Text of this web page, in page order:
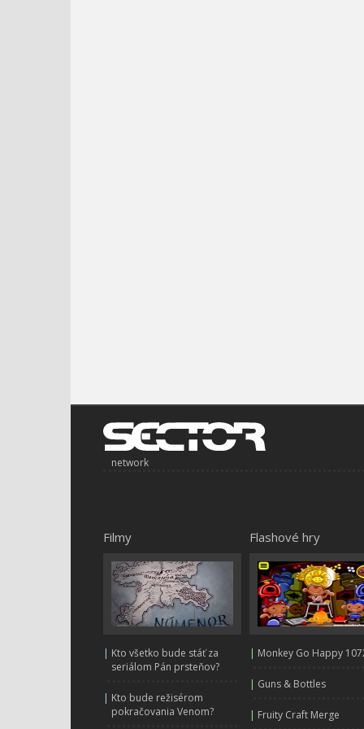
network
Filmy
| Kto všetko bude stáť za
seriálom Pán prsteňov?
| Kto bude režisérom
pokračovania Venom?
Flashové hry
| Monkey Go Happy
| Guns & Bottles
| Fruity Craft Merge